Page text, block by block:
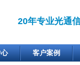
20年专业光通
客户案例